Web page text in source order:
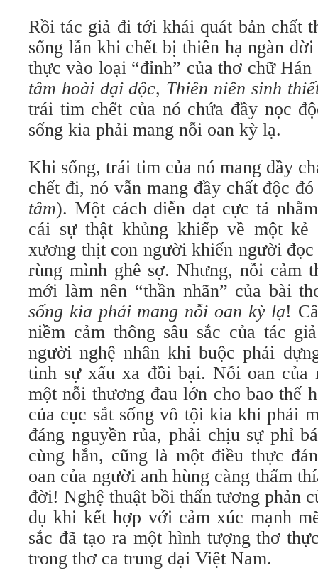
Rồi tác giả đi tới khái quát bản chất
sống lẫn khi chết bị thiên hạ ngàn
thực vào loại “đỉnh” của thơ chữ
tâm hoài đại độc, Thiên niên sinh
trái tim chết của nó chứa đầy nọc
sống kia phải mang nỗi oan kỳ lạ.
Khi sống, trái tim của nó mang đầy
chết đi, nó vẫn mang đầy chất độc
tâm). Một cách diễn đạt cực tả
cái sự thật khủng khiếp về một kẻ
xương thịt con người khiến người đọc
rùng mình ghê sợ. Nhưng, nỗi cảm
mới làm nên “thần nhãn” của bài
sống kia phải mang nỗi oan kỳ lạ!
niềm cảm thông sâu sắc của tác
người nghệ nhân khi buộc phải
tinh sự xấu xa đồi bại. Nỗi oan của
một nỗi thương đau lớn cho bao thế
của cục sắt sống vô tội kia khi phải
đáng nguyền rủa, phải chịu sự phỉ
cùng hắn, cũng là một điều thực
oan của người anh hùng càng thấm
đời! Nghệ thuật bồi thấn tương phản
dụ khi kết hợp với cảm xúc mạnh
sắc đã tạo ra một hình tượng thơ
trong thơ ca trung đại Việt Nam.